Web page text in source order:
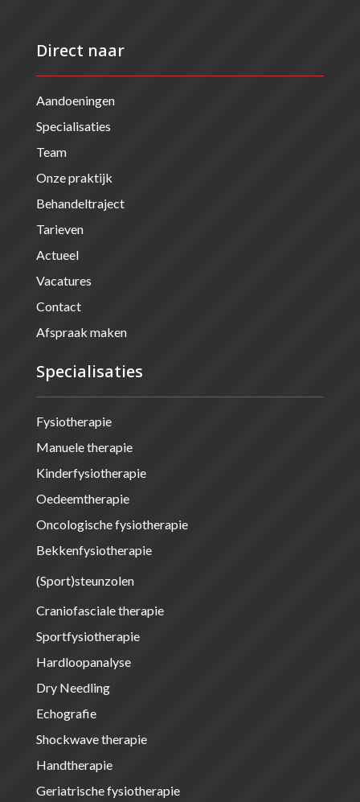
Direct naar
Aandoeningen
Specialisaties
Team
Onze praktijk
Behandeltraject
Tarieven
Actueel
Vacatures
Contact
Afspraak maken
Specialisaties
Fysiotherapie
Manuele therapie
Kinderfysiotherapie
Oedeemtherapie
Oncologische fysiotherapie
Bekkenfysiotherapie
(Sport)steunzolen
Craniofasciale therapie
Sportfysiotherapie
Hardloopanalyse
Dry Needling
Echografie
Shockwave therapie
Handtherapie
Geriatrische fysiotherapie